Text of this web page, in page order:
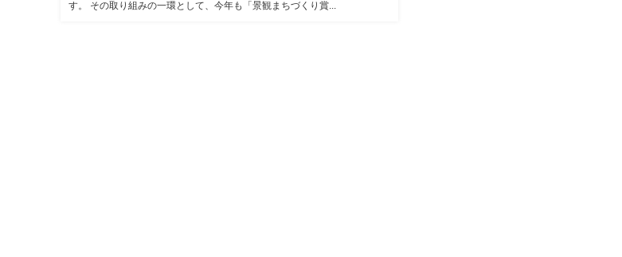
す。 その取り組みの一環として、今年も「景観まちづくり賞...